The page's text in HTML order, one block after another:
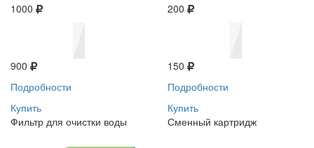
1000
900
Подробности
Купить
200
150
Подробности
Купить
Фильтр для очистки воды
Сменный картридж